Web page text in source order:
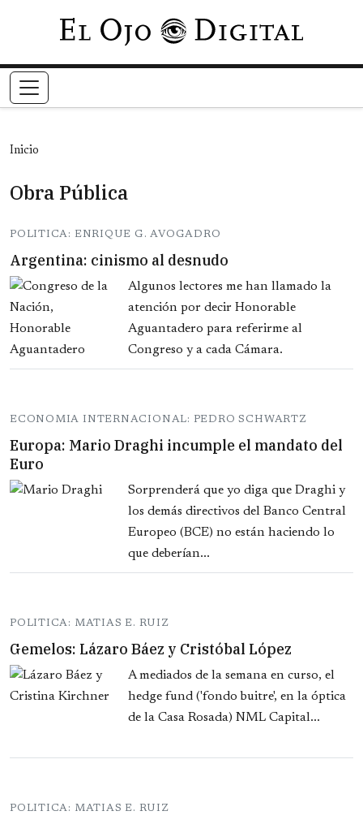
Pasar al contenido principal
Inicio
Obra Pública
POLITICA: ENRIQUE G. AVOGADRO
Argentina: cinismo al desnudo
Algunos lectores me han llamado la
atención por decir Honorable
Aguantadero para referirme al
Congreso y a cada Cámara.
ECONOMIA INTERNACIONAL: PEDRO SCHWARTZ
Europa: Mario Draghi incumple el mandato del
Euro
Sorprenderá que yo diga que Draghi y
los demás directivos del Banco Central
Europeo (BCE) no están haciendo lo
que deberían...
POLITICA: MATIAS E. RUIZ
Gemelos: Lázaro Báez y Cristóbal López
A mediados de la semana en curso, el
hedge fund ('fondo buitre', en la óptica
de la Casa Rosada) NML Capital...
POLITICA: MATIAS E. RUIZ